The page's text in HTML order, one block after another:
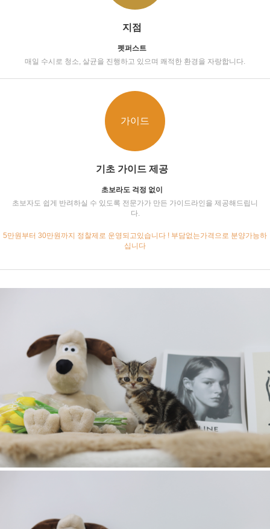
지점
펫퍼스트
매일 수시로 청소, 살균을 진행하고 있으며 쾌적한 환경을 자랑합니다.
가이드
기초 가이드 제공
초보라도 걱정 없이
초보자도 쉽게 반려하실 수 있도록 전문가가 만든 가이드라인을 제공해드립니
다.
5만원부터 30만원까지 정찰제로 운영되고있습니다 ! 부담없는가격으로 분양가능하
십니다